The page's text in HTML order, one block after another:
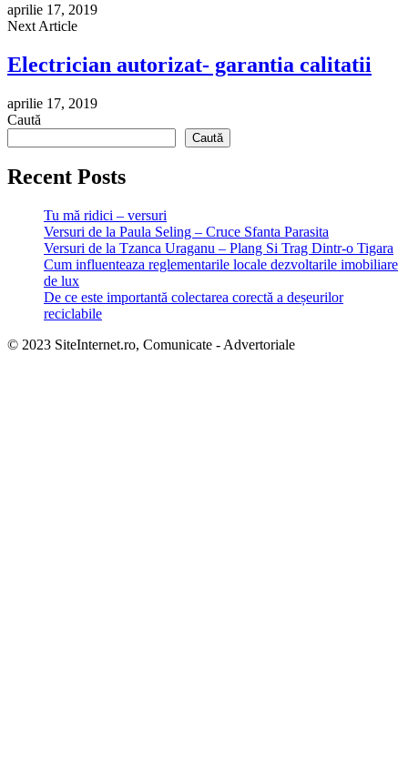
aprilie 17, 2019
Next Article
Electrician autorizat- garantia calitatii
aprilie 17, 2019
Caută
Caută
Recent Posts
Tu mă ridici – versuri
Versuri de la Paula Seling – Cruce Sfanta Parasita
Versuri de la Tzanca Uraganu – Plang Si Trag Dintr-o Tigara
Cum influenteaza reglementarile locale dezvoltarile imobiliare
de lux
De ce este importantă colectarea corectă a deșeurilor
reciclabile
© 2023 SiteInternet.ro, Comunicate - Advertoriale